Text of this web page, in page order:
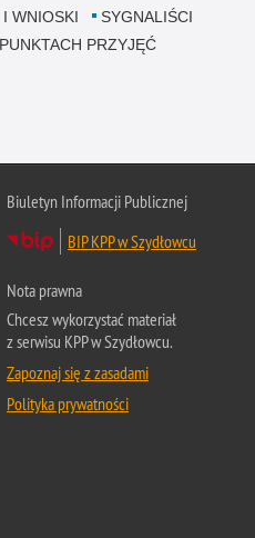
WNIOSKI
SYGNALIŚCI
PRZYJĘĆ
Biuletyn Informacji Publicznej
BIP KPP w Szydłowcu
Nota prawna
Chcesz wykorzystać materiał
z serwisu KPP w Szydłowcu.
Zapoznaj się z zasadami
Polityka prywatności